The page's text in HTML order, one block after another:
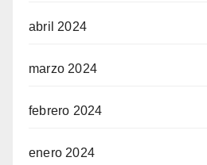
abril 2024
marzo 2024
febrero 2024
enero 2024